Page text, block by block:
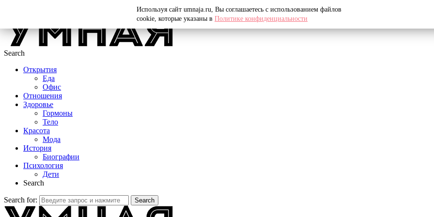
Search
Открытия
Еда
Офис
Отношения
Здоровье
Гормоны
Тело
Красота
Мода
История
Биографии
Психология
Дети
Search
Search for: Search
Используя сайт umnaja.ru, Вы соглашаетесь с использованием файлов
cookie, которые указаны в Политике конфиденциальности